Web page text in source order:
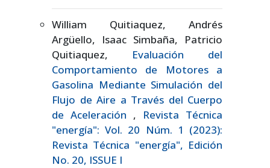
William Quitiaquez, Andrés
Argüello, Isaac Simbaña, Patricio
Quitiaquez, Evaluación del
Comportamiento de Motores a
Gasolina Mediante Simulación del
Flujo de Aire a Través del Cuerpo
de Aceleración , Revista Técnica
"energía": Vol. 20 Núm. 1 (2023):
Revista Técnica "energía", Edición
No. 20, ISSUE I